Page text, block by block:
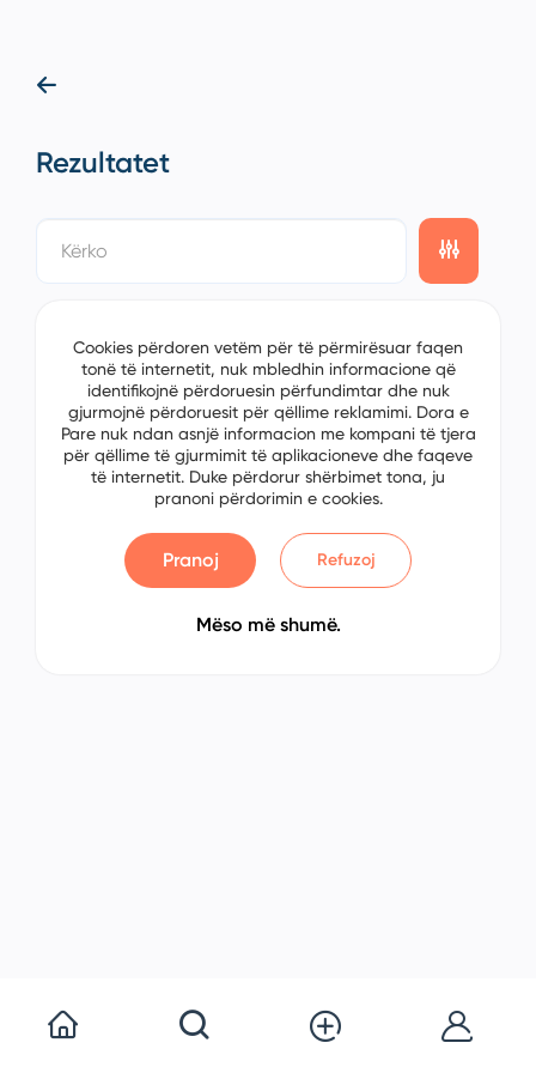
Rezultatet
Cookies përdoren vetëm për të përmirësuar faqen
tonë të internetit, nuk mbledhin informacione që
identifikojnë përdoruesin përfundimtar dhe nuk
gjurmojnë përdoruesit për qëllime reklamimi. Dora e
Pare nuk ndan asnjë informacion me kompani të tjera
për qëllime të gjurmimit të aplikacioneve dhe faqeve
të internetit. Duke përdorur shërbimet tona, ju
pranoni përdorimin e cookies.
Pranoj Refuzoj
Mëso më shumë.